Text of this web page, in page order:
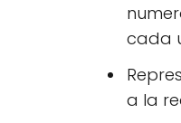
cada
a la